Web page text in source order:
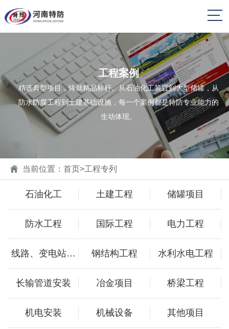
工程案例
精选典型项目，铸就精品标杆。从石油化工装置到大型储罐，从
防水防腐工程到土建基础设施，每一个案例都是特防专业能力的
生动体现。
当前位置： 首页>工程专列
石油化工 土建工程 储罐项目
防水工程 国际工程 电力工程
线路、变电站工
程
钢结构工程 水利水电工程
长输管道安装 冶金项目 桥梁工程
机电安装 机械设备 其他项目